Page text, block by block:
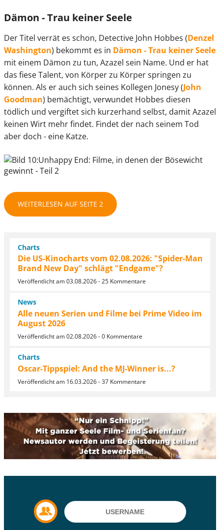
Dämon - Trau keiner Seele
Der Titel verrät es schon, Detective John Hobbes (Denzel
Washington) bekommt es in Dämon - Trau keiner Seele
mit einem Dämon zu tun, Azazel sein Name. Und er hat
das fiese Talent, von Körper zu Körper springen zu
können. Als er auch sich seines Kollegen Jonesy (John
Goodman) bemächtigt, verwundet Hobbes diesen
tödlich und vergiftet sich kurzerhand selbst, damit Azazel
keinen Wirt mehr findet. Findet der nach seinem Tod
aber doch - eine Katze.
WEITERLESEN AUF SEITE 2
Charts
Die US-Kinocharts vom 02.08.2026: "Spider-Man
Brand New Day" schlägt "Endgame"?
Veröffentlicht am 03.08.2026 - 25 Kommentare
News
Alle neuen Serien und Filme bei Prime Video im
August 2026
Veröffentlicht am 02.08.2026 - 0 Kommentare
Charts
Oscar-Tippspiel: And the MJ-Winner is...?
Veröffentlicht am 16.03.2026 - 37 Kommentare